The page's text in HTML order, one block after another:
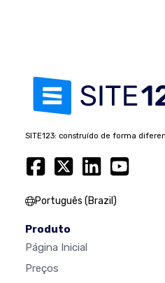
SITE123: construído de forma
Português (Brazil)
Produto
Página Inicial
Preços